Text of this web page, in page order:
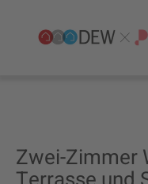
Zwei-Zimmer